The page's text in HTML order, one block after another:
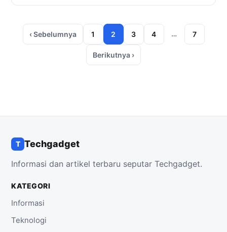
‹ Sebelumnya 1 2 3 4 … 7
Berikutnya ›
T Techgadget
Informasi dan artikel terbaru seputar Techgadget.
KATEGORI
Informasi
Teknologi